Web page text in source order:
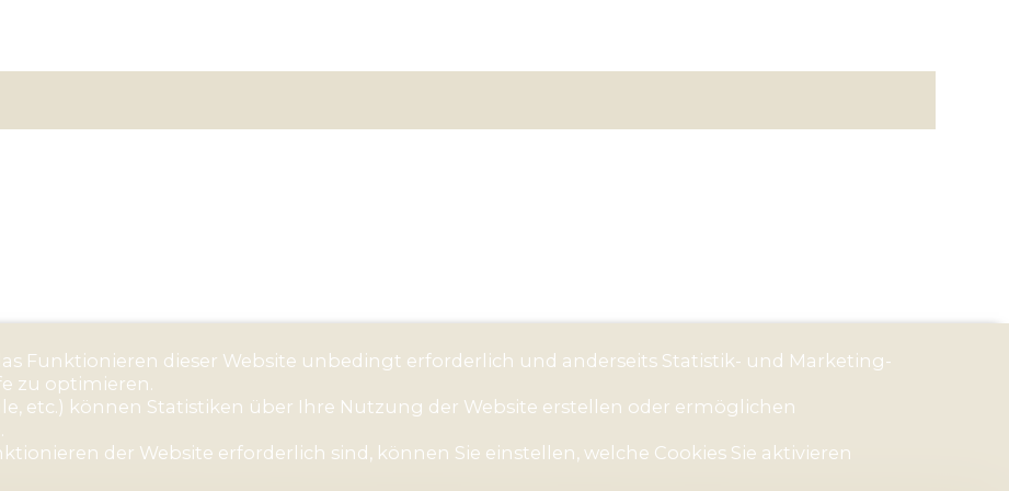
Funktionieren dieser Website unbedingt erforderlich und anderseits Statistik- und Marketing-
zu optimieren.
etc.) können Statistiken über Ihre Nutzung der Website erstellen oder ermöglichen
der Website erforderlich sind, können Sie einstellen, welche Cookies Sie aktivieren